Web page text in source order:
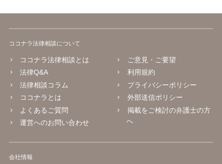
ココナラ法律相談について
ココナラ法律相談とは
法律Q&A
法律相談コラム
ココナラとは
よくあるご質問
運営へのお問い合わせ
ご意見・ご要望
利用規約
プライバシーポリシー
外部送信ポリシー
掲載をご検討の弁護士の方
へ
会社情報